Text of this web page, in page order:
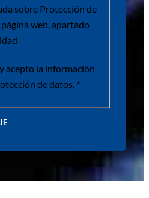
sobre Protección de
web, apartado
acepto la información
de datos. *